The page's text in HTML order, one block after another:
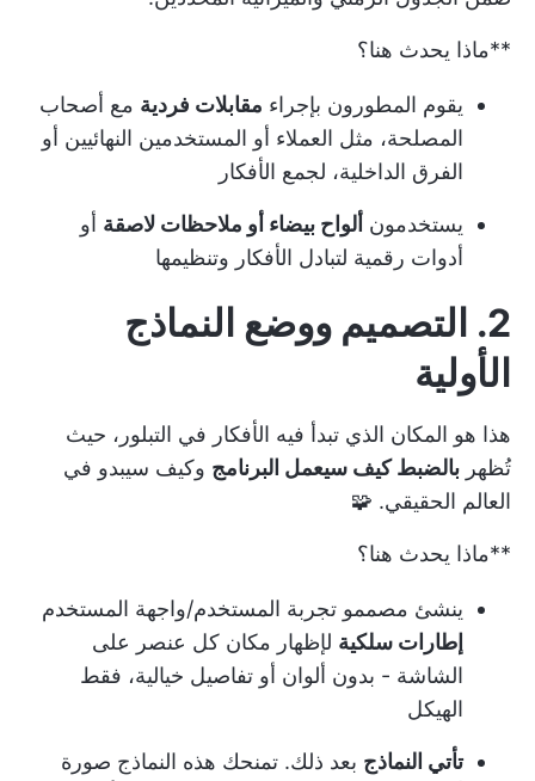
**ماذا يحدث هنا؟
يقوم المطورون بإجراء مقابلات فردية مع أصحاب
المصلحة، مثل العملاء أو المستخدمين النهائيين أو
الفرق الداخلية، لجمع الأفكار
يستخدمون ألواح بيضاء أو ملاحظات لاصقة أو
أدوات رقمية لتبادل الأفكار وتنظيمها
2. التصميم ووضع النماذج
الأولية
هذا هو المكان الذي تبدأ فيه الأفكار في التبلور، حيث
تُظهر بالضبط كيف سيعمل البرنامج وكيف سيبدو في
العالم الحقيقي. 🧩
**ماذا يحدث هنا؟
ينشئ مصممو تجربة المستخدم/واجهة المستخدم
إطارات سلكية لإظهار مكان كل عنصر على
الشاشة - بدون ألوان أو تفاصيل خيالية، فقط
الهيكل
تأتي النماذج بعد ذلك. تمنحك هذه النماذج صورة